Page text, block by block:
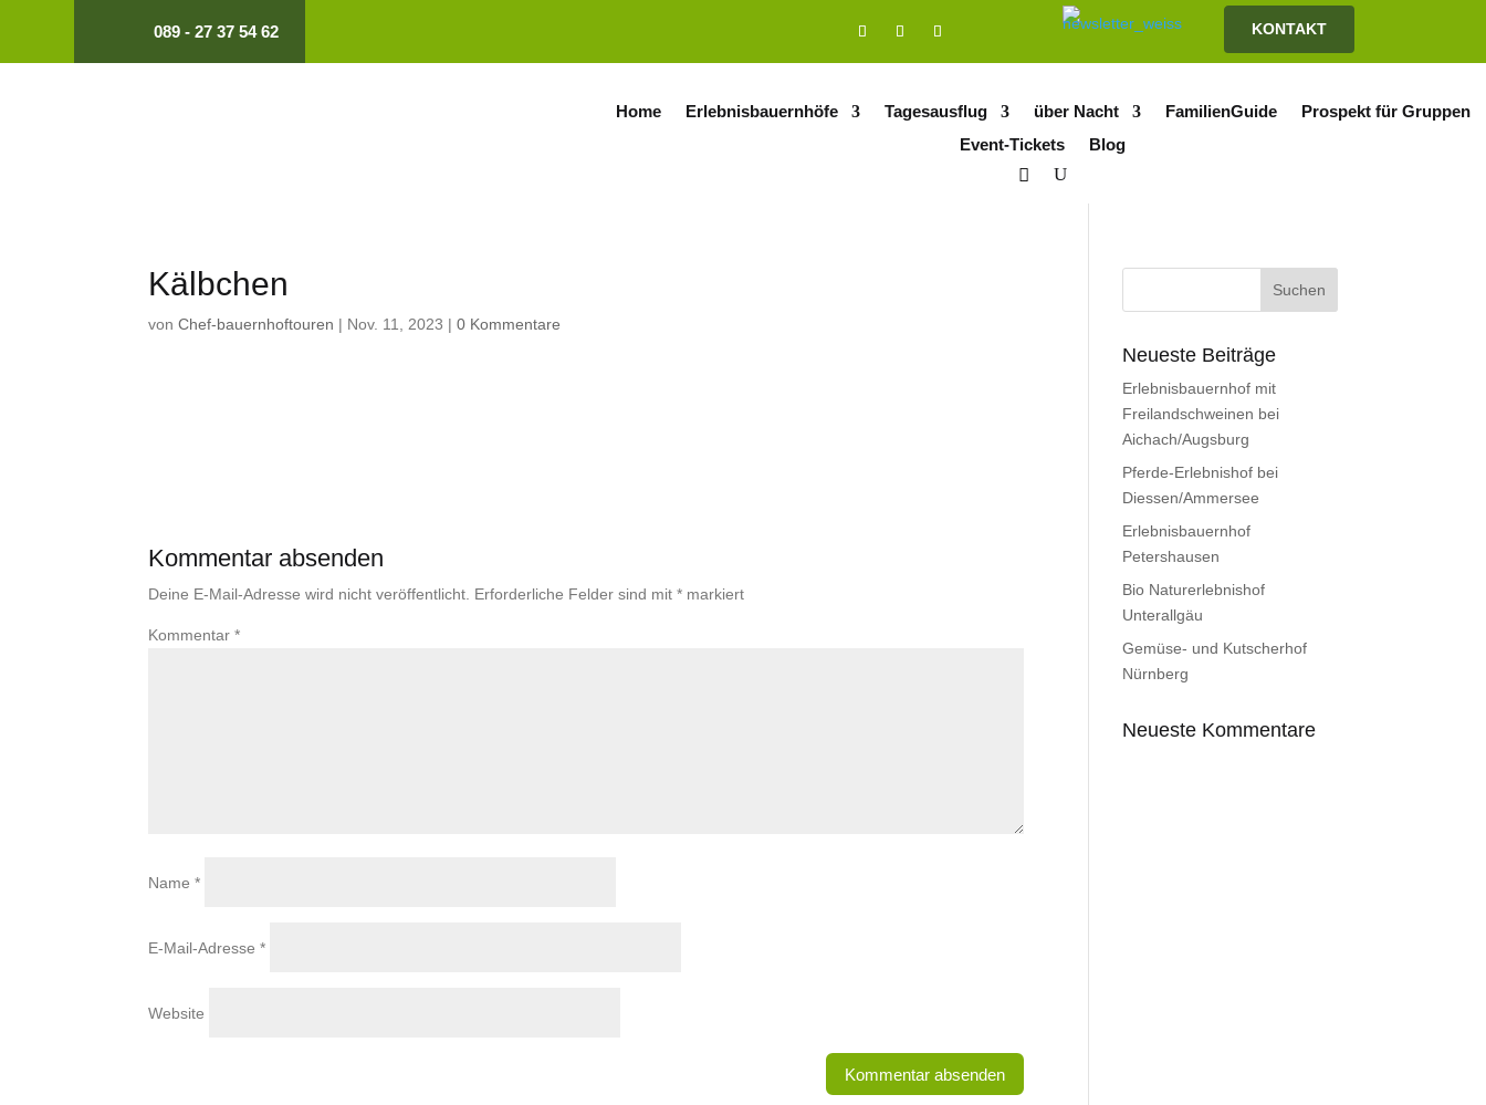
089 - 27 37 54 62 KONTAKT
Home Erlebnisbauernhöfe Tagesausflug über Nacht FamilienGuide
Prospekt für Gruppen
Event-Tickets
Blog
Kälbchen
vonChef-bauernhoftouren | Nov. 11, 2023 |0 Kommentare
Kommentar absenden
Deine E-Mail-Adresse wird nicht veröffentlicht. Erforderliche Felder sind mit* markiert
Kommentar*
Name*
E-Mail-Adresse*
Website
Neueste Beiträge
Erlebnisbauernhof mit
Freilandschweinen bei
Aichach/Augsburg
Pferde-Erlebnishof bei
Diessen/Ammersee
Erlebnisbauernhof
Petershausen
Bio Naturerlebnishof
Unterallgäu
Gemüse- und Kutscherhof
Nürnberg
Neueste Kommentare